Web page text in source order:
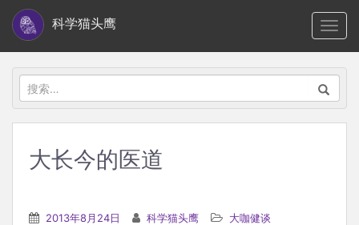
i
科学猫头鹰
搜
索：
大长今的医道
2013年8月24日 科学猫头鹰 大咖健谈